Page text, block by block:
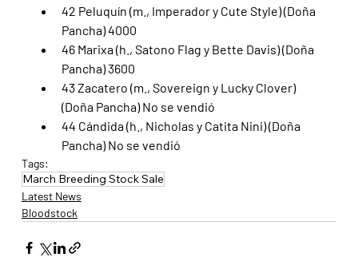
42 Peluquín (m., Imperador y Cute Style) (Doña
Pancha) 4000
46 Marixa (h., Satono Flag y Bette Davis) (Doña
Pancha) 3600
43 Zacatero (m., Sovereign y Lucky Clover)
(Doña Pancha) No se vendió
44 Cándida (h., Nicholas y Catita Nini) (Doña
Pancha) No se vendió
Tags:
March Breeding Stock Sale
Latest News
Bloodstock